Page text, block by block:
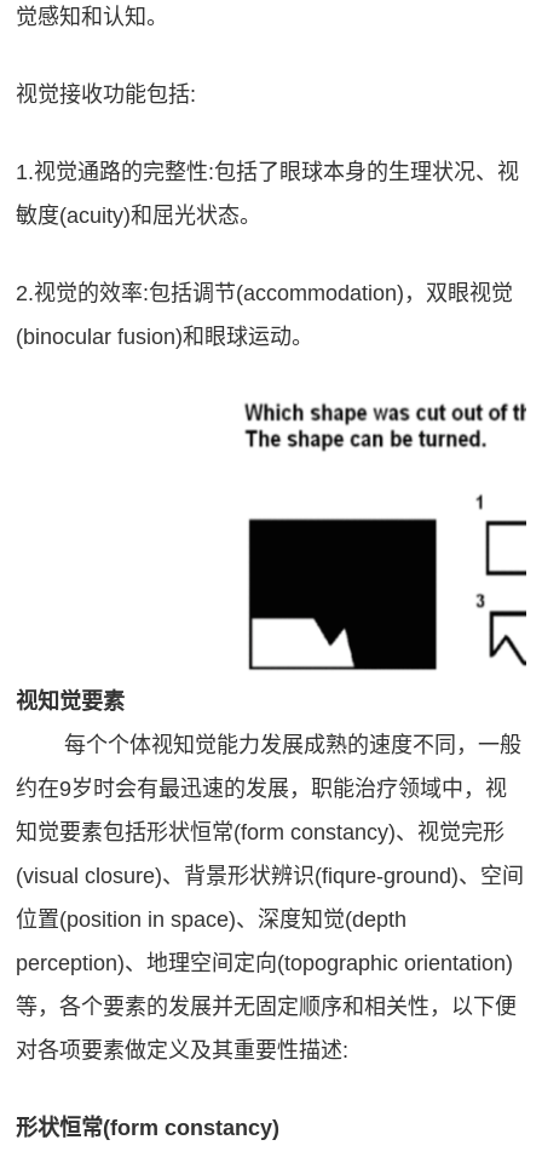
觉感知和认知。
视觉接收功能包括:
1.视觉通路的完整性:包括了眼球本身的生理状况、视
敏度(acuity)和屈光状态。
2.视觉的效率:包括调节(accommodation)，双眼视觉
(binocular fusion)和眼球运动。
视知 觉要素
每个个体视知觉能力发展成熟的速度不同，一般
约在9岁时会有最迅速的发展，职能治疗领域中，视
知觉要素包括形状恒常(form constancy)、视觉完形
(visual closure)、背景形状辨识(fiqure-ground)、空间
位置(position in space)、深度知觉(depth
perception)、地理空间定向(topographic orientation)
等，各个要素的发展并无固定顺序和相关性，以下便
对各项要素做定义及其重要性描述:
形状恒常(form constancy)